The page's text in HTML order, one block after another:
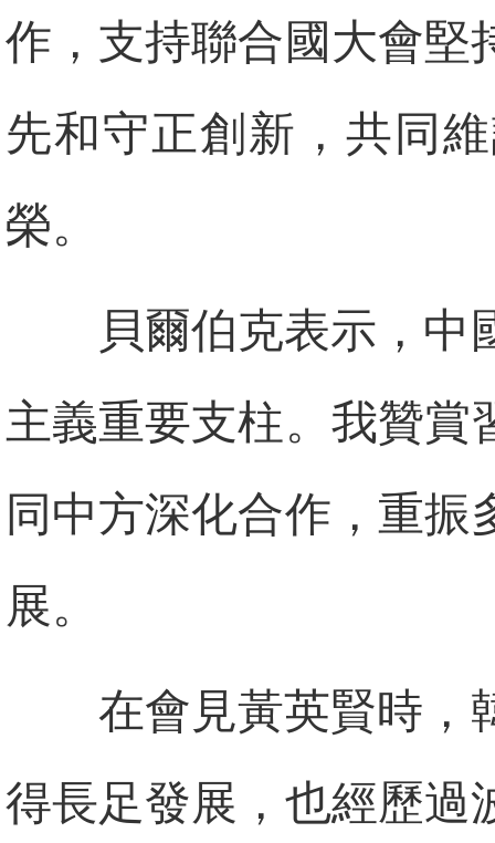
作，支持聯合國大會堅
先和守正創新，共同
榮。
貝爾伯克表示，中
主義重要支柱。我贊賞
同中方深化合作，重
展。
在會見黃英賢時，
得長足發展，也經歷過